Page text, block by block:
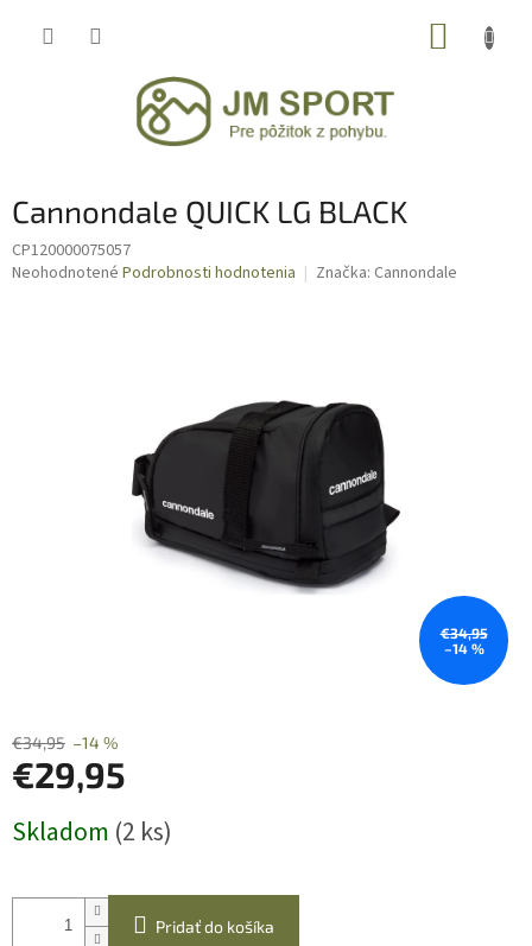
Cannondale QUICK LG BLACK
CP120000075057
Priemerné
Neohodnotené Podrobnosti hodnotenia Značka: Cannondale
€34,95
–14 %
€34,95 –14 %
€29,95
cena:
Skladom (2 ks)
Pridať do košíka